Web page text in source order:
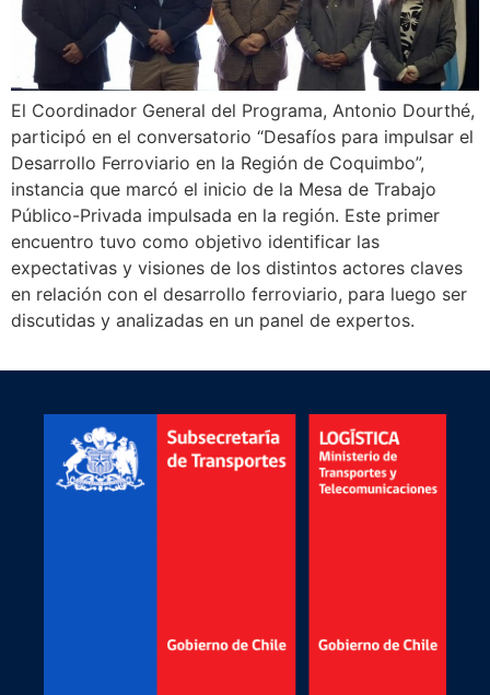
El Coordinador General del Programa, Antonio Dourthé,
participó en el conversatorio “Desafíos para impulsar el
Desarrollo Ferroviario en la Región de Coquimbo”,
instancia que marcó el inicio de la Mesa de Trabajo
Público-Privada impulsada en la región. Este primer
encuentro tuvo como objetivo identificar las
expectativas y visiones de los distintos actores claves
en relación con el desarrollo ferroviario, para luego ser
discutidas y analizadas en un panel de expertos.